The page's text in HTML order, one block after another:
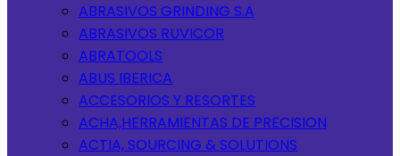
ABRASIVOS GRINDING S.A
ABRASIVOS RUVICOR
ABRATOOLS
ABUS IBERICA
ACCESORIOS Y RESORTES
ACHA,HERRAMIENTAS DE PRECISION
ACTIA, SOURCING & SOLUTIONS